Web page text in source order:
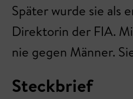
Später wurde sie als
Direktorin der FIA.
nie gegen Männer.
Steckbrief